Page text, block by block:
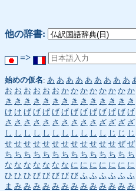
他の辞書:
=>
始めの仮名: あ あ あ あ あ あ あ あ あ
お お お お お お か か か か か か か か
き き き き き き き き き き き き き き
け け げ げ げ げ げ げ げ げ げ げ げ げ
さ さ さ さ さ さ さ さ さ さ ざ ざ ざ ざ
し し し し し し し し し し し じ じ じ
せ せ せ せ せ せ せ せ せ せ せ せ ぜ ぜ
ち ち ち ち ち ち ち ち ち ち ち ち ち ち
な な な な な な な に に に に に に に
ひ ひ ひ び び び び び ふ ふ ふ ふ ふ ふ
ま み み み み み み み み み み み み み